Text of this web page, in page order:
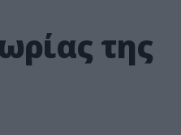
της